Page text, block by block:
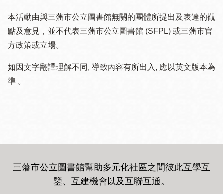
本活動由與三藩市公立圖書館無關的團體所提出及表達的觀
點及意見，並不代表三藩市公立圖書館 (SFPL) 或三藩市官
方政策或立場。
如因文字翻譯理解不同, 導致內容有所出入, 應以英文版本為
準 。
三藩市公立圖書館幫助多元化社區之間彼此互學互
鑒、互建機會以及互聯互通 。